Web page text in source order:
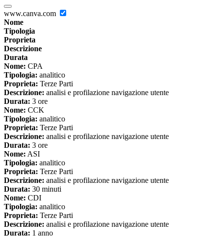
www.canva.com
Nome
Tipologia
Proprieta
Descrizione
Durata
Nome: CPA
Tipologia: analitico
Proprieta: Terze Parti
Descrizione: analisi e profilazione navigazione utente
Durata: 3 ore
Nome: CCK
Tipologia: analitico
Proprieta: Terze Parti
Descrizione: analisi e profilazione navigazione utente
Durata: 3 ore
Nome: ASI
Tipologia: analitico
Proprieta: Terze Parti
Descrizione: analisi e profilazione navigazione utente
Durata: 30 minuti
Nome: CDI
Tipologia: analitico
Proprieta: Terze Parti
Descrizione: analisi e profilazione navigazione utente
Durata: 1 anno